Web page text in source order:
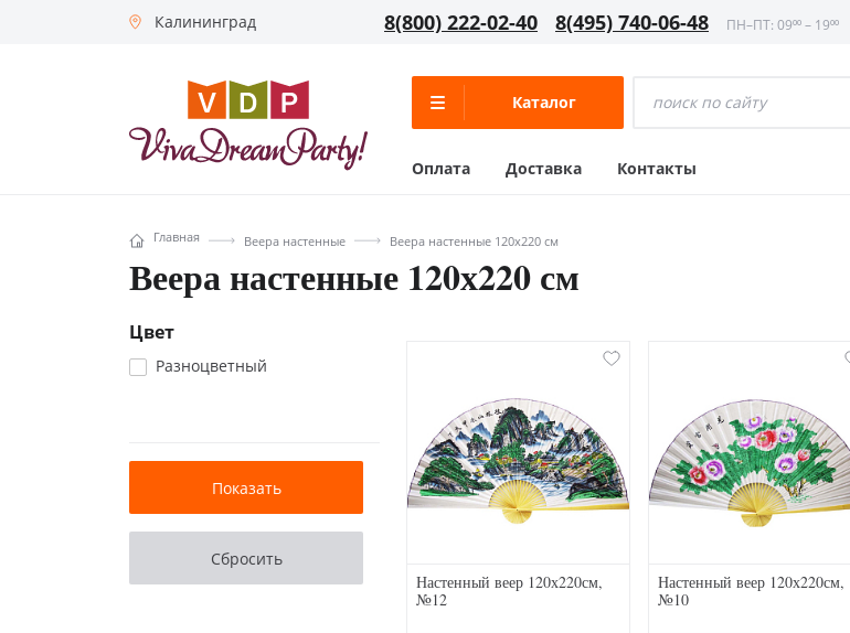
Калининград 8(800) 222-02-40 8(495) 740-06-48 ПН–ПТ: 09⁰⁰ – 19⁰⁰
Каталог
Оплата Доставка Контакты
Главная Веера настенные Веера настенные 120х220 см
Веера настенные 120х220 см
Цвет
Разноцветный
Настенный веер 120х220см,
№12
Настенный веер 120х220см,
№10